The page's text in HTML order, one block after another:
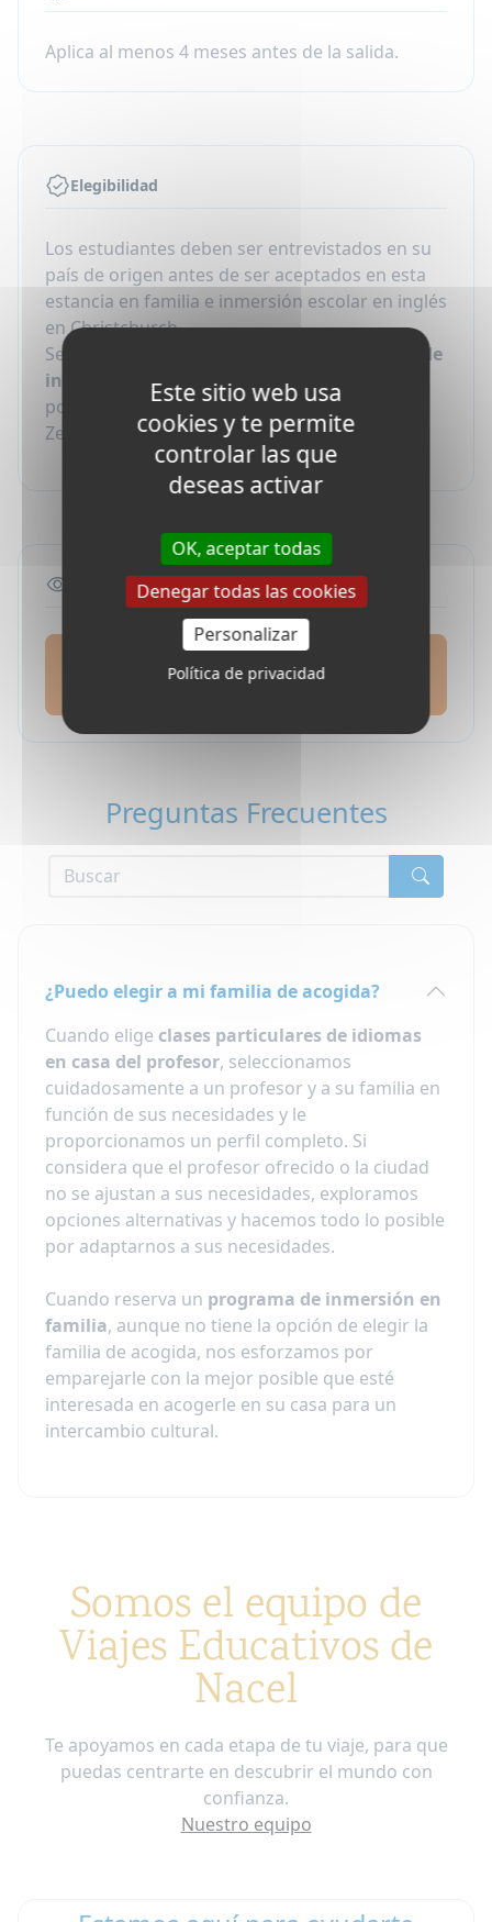
Aplica al menos 4 meses antes de la salida.
Elegibilidad
Los estudiantes deben ser entrevistados en su
país de origen antes de ser aceptados en esta
estancia en familia e inmersión escolar en inglés
en Christchurch.
Se requiere un mínimo de
2 años de estudio de
inglés
y buenos resultados académicos para
poder participar en este programa en Nueva
Zelanda.
Folleto en pdf
Estancia en familia y en escuela en Nueva
Zelanda 2026 : Descargar PDF
Preguntas Frecuentes
¿Puedo elegir a mi familia de acogida?
Cuando elige clases particulares de idiomas
en casa del profesor, seleccionamos
cuidadosamente a un profesor y a su familia en
función de sus necesidades y le
proporcionamos un perfil completo. Si
considera que el profesor ofrecido o la ciudad
no se ajustan a sus necesidades, exploramos
opciones alternativas y hacemos todo lo posible
por adaptarnos a sus necesidades.
Cuando reserva un programa de inmersión en
familia, aunque no tiene la opción de elegir la
familia de acogida, nos esforzamos por
emparejarle con la mejor posible que esté
interesada en acogerle en su casa para un
intercambio cultural.
Somos el equipo de
Viajes Educativos de
Nacel
Te apoyamos en cada etapa de tu viaje, para que
puedas centrarte en descubrir el mundo con
confianza.
Nuestro equipo
Este sitio web usa
cookies y te permite
controlar las que
deseas activar
OK, aceptar todas
Denegar todas las cookies
Personalizar
Política de privacidad